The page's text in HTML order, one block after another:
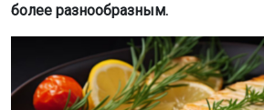
более разнообразным.